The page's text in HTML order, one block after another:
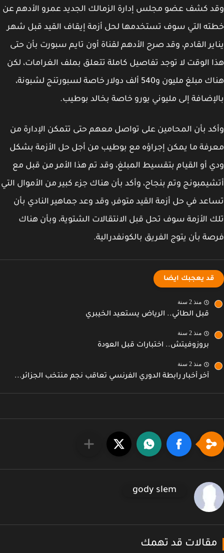
كشف عضو مجلس إدارة الزمالك الجديد عمرو الأدهم عن
التي سوف تستخدمها لحل أزمة إيقاف القيد قبل شهر
القادم، وقد صرح الأدهم لقناة أون تايم سبورت بأن حتى
الوقت لا توجد تفاصيل كاملة تتعلق بملف الغرامات، لكن
هناك مبلغ مليون و540 ألف دولار خاصة لسبورتنج لشبونة،
إلى مليوني يورو خاصة بخالد بوطيب.
بأن المحامين على تواصل معهم حتى تتمكن الإدارة من
ما يمكن إجراؤه مع بوطيب من أجل حل الأزمة بشكل
أو القيام بتقسيط المبلغ، وقد تم هذا الأمر من قبل مع
وتم بنجاح، وأكد بأن هناك جزء كبير من الأموال التي
في حل أزمة القيد متوفر، وقد وعد جماهير النادي بأن
الأزمة سوف تحل قبل الانتقالات الشتوية، وبأن هناك
بأن يتوج الفريق بالكونفدرالية.
قد يعجبك ايضا
منذ 2 سنة
قبل الطائي.. الرياض يستعيد الخيبري
منذ 2 سنة
بروزوفيتش.. اختبارات قبل العودة
منذ 2 سنة
آخر أخبار رابطة الدوري الفرنسي تعاقب نجم منتخب الجزائر...
gody slem
قد تهمك